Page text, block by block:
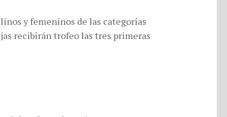
y femeninos de las categorías
recibirán trofeo las tres primeras